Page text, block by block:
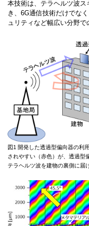
本技術は、テラヘルツ波
き、6G通信技術だけでな
ュリティなど幅広い分野で
図1 開発した透過型偏向器の利
されやすい（赤色）が、透過型
テラヘルツ波を建物の裏側に届